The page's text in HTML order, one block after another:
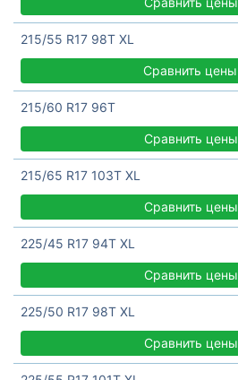
215/55 R17 98T XL
Сравнить цены
215/60 R17 96T
Сравнить цены
215/65 R17 103T XL
Сравнить цены
225/45 R17 94T XL
Сравнить цены
225/50 R17 98T XL
Сравнить цены